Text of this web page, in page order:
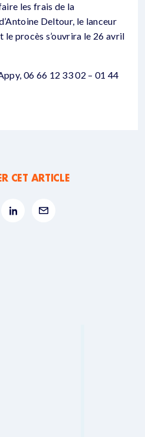
les frais de la
Deltour, le lanceur
le procès s’ouvrira le 26 avril
06 66 12 33 02 – 01 44
CET ARTICLE